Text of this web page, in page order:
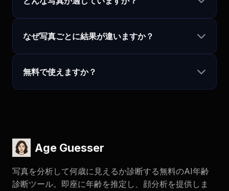
なぜ写真ごとに結果が違いますか？
無料で使えますか？
Age Guesser
写真を分析して何歳に見えるか診断する無料のAI年齢
診断ツール。即座に年齢を推定し、顔分析を提供しま